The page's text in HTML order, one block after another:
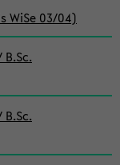
WiSe 03/04)